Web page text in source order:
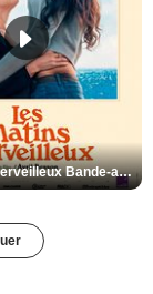
Les Matins merveilleux Bande-annonce VF